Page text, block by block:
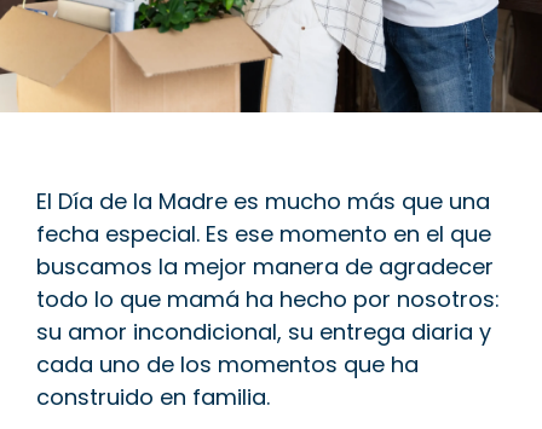
El Día de la Madre es mucho más que una
fecha especial. Es ese momento en el que
buscamos la mejor manera de agradecer
todo lo que mamá ha hecho por nosotros:
su amor incondicional, su entrega diaria y
cada uno de los momentos que ha
construido en familia.